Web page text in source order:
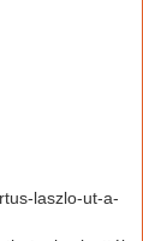
laszlo-ut-a-